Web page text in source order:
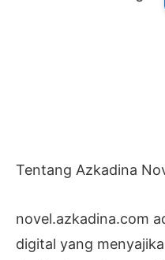
Tentang Azkadina
novel.azkadina.com
digital yang